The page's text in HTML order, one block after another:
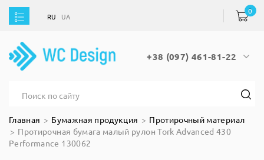
UA
+38 (097) 461-81-22
RU UA
0
Главная Бумажная продукция
Протирочный материал
Протирочная бумага малый рулон Tork Advanced 430
Performance 130062